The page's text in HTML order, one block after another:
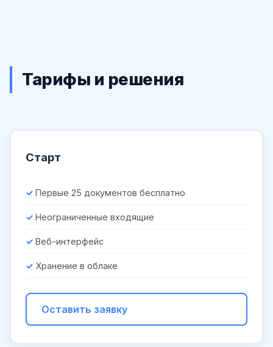
Тарифы и решения
Старт
Первые 25 документов бесплатно
Неограниченные входящие
Веб-интерфейс
Хранение в облаке
Оставить заявку